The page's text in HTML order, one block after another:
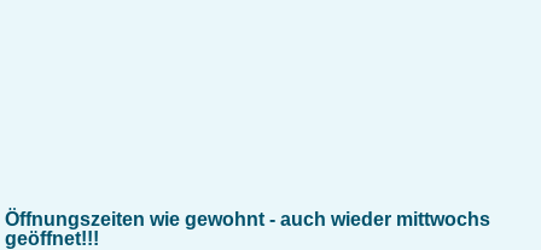
Öffnungszeiten wie gewohnt - auch wieder mittwochs
geöffnet!!!